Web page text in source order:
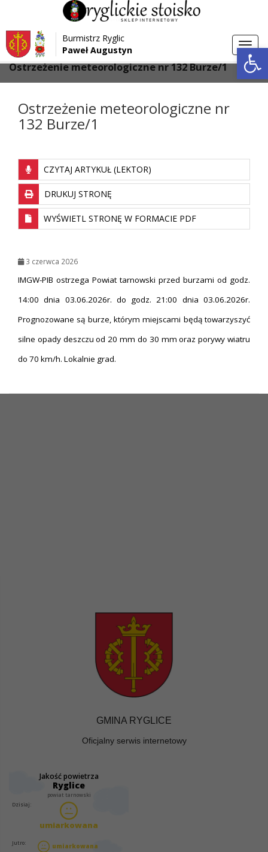
Przejdź do menu
Przejdź do głównej treści strony
Przejdź do stopki strony
Burmistrz Ryglic
Paweł Augustyn
Strona główna > Ostrzeżenia
Ostrzeżenie meteorologiczne nr 132 Burze/1
Ostrzeżenie meteorologiczne nr
132 Burze/1
CZYTAJ ARTYKUŁ (LEKTOR)
DRUKUJ STRONĘ
WYŚWIETL STRONĘ W FORMACIE PDF
3 czerwca 2026
IMGW-PIB ostrzega Powiat tarnowski przed burzami od godz.
14:00 dnia 03.06.2026r. do godz. 21:00 dnia 03.06.2026r.
Prognozowane są burze, którym miejscami będą towarzyszyć
silne opady deszczu od 20 mm do 30 mm oraz porywy wiatru
do 70 km/h. Lokalnie grad.
GMINA RYGLICE
Oficjalny serwis internetowy